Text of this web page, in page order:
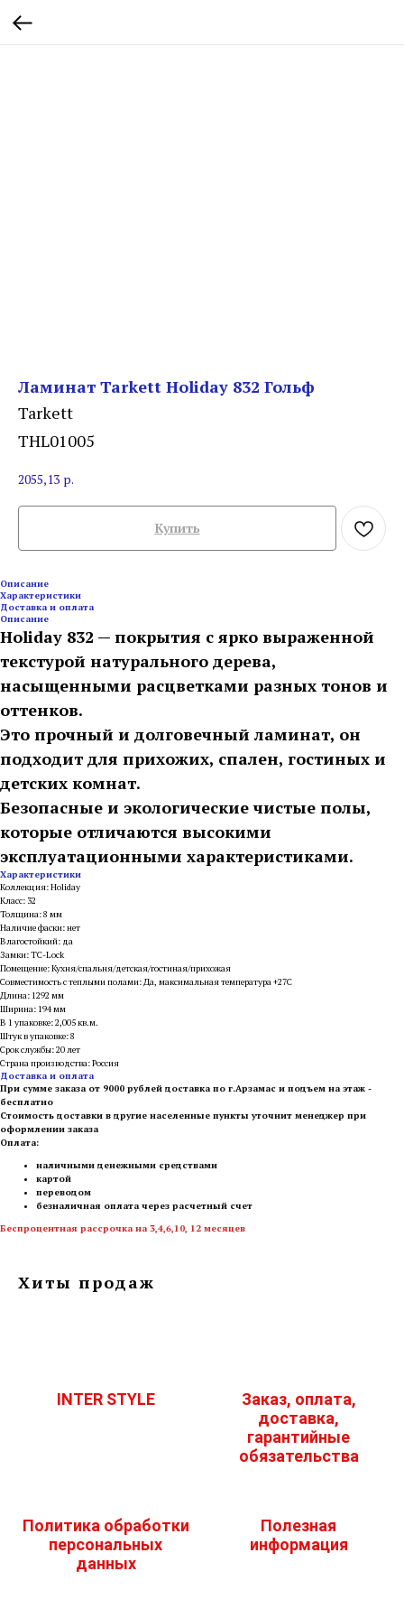
Ламинат Tarkett Holiday 832 Гольф
Tarkett
THL01005
2055,13 р.
Купить
Описание
Характеристики
Доставка и оплата
Описание
Holiday 832 — покрытия с ярко выраженной
текстурой натурального дерева,
насыщенными расцветками разных тонов и
оттенков.
Это прочный и долговечный ламинат, он
подходит для прихожих, спален, гостиных и
детских комнат.
Безопасные и экологические чистые полы,
которые отличаются высокими
эксплуатационными характеристиками.
Характеристики
Коллекция: Holiday
Класс: 32
Толщина: 8 мм
Наличие фаски: нет
Влагостойкий: да
Замки: TC-Lock
Помещение: Кухня/спальня/детская/гостиная/прихожая
Совместимость с теплыми полами: Да, максимальная температура +27С
Длина: 1292 мм
Ширина: 194 мм
В 1 упаковке: 2,005 кв.м.
Штук в упаковке: 8
Срок службы: 20 лет
Страна производства: Россия
Доставка и оплата
При сумме заказа от 9000 рублей доставка по г.Арзамас и подъем на этаж -
бесплатно
Стоимость доставки в другие населенные пункты уточнит менеджер при
оформлении заказа
Оплата:
наличными денежными средствами
картой
переводом
безналичная оплата через расчетный счет
Беспроцентная рассрочка на 3,4,6,10, 12 месяцев
Хиты продаж
INTER STYLE
Заказ, оплата,
доставка,
гарантийные
обязательства
Политика обработки
персональных
данных
Полезная
информация